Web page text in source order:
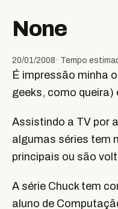
None
20/01/2008· Tempo
É impressão minha
geeks, como queira)
Assistindo a TV por
algumas séries tem
principais ou são
A série Chuck tem
aluno de